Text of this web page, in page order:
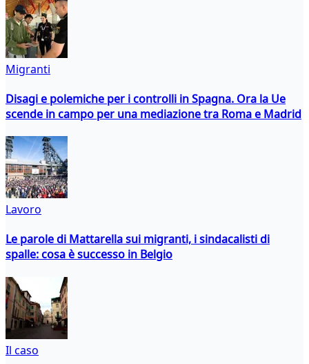
Migranti
Disagi e polemiche per i controlli in Spagna. Ora la Ue
scende in campo per una mediazione tra Roma e Madrid
Lavoro
Le parole di Mattarella sui migranti, i sindacalisti di
spalle: cosa è successo in Belgio
Il caso